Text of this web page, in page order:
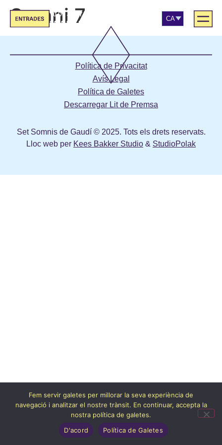
10 DE JUNY DE 2026 | 20:00
PALAU DE LA MÚSICA
CA
Somni 7
Política de Privacitat
Avís Legal
Política de Galetes
Descarregar Lit de Premsa
Set Somnis de Gaudí © 2025. Tots els drets reservats.
Lloc web per Kees Bakker Studio & StudioPolak
Fem servir galetes per millorar la seva experiència de
navegació i analitzar el nostre trànsit. En continuar, accepta la
nostra política de galetes.
D'acord
Política de Galetes